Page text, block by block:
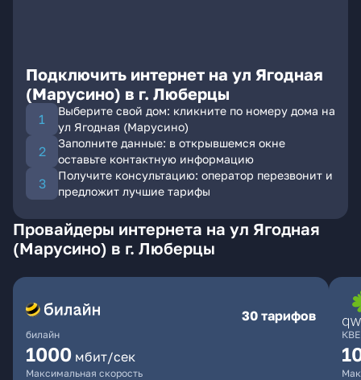
Подключить интернет на ул Ягодная
(Марусино) в г. Люберцы
Выберите свой дом: кликните по номеру дома на
ул Ягодная (Марусино)
Заполните данные: в открывшемся окне
оставьте контактную информацию
Получите консультацию: оператор перезвонит и
предложит лучшие тарифы
Провайдеры интернета на ул Ягодная
(Марусино) в г. Люберцы
билайн
30 тарифов
1000 мбит/сек
Максимальная скорость